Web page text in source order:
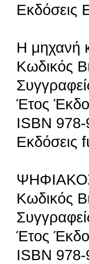
Η μηχανή
Κωδικός
Έτος
ISBN
Εκδόσεις
Κωδικός
Έτος
ISBN